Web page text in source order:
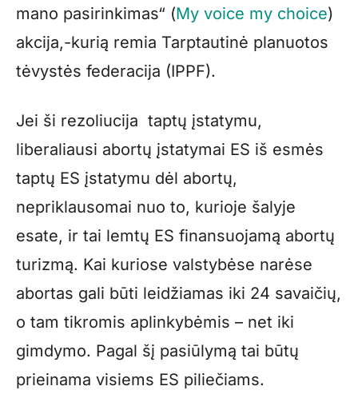
mano pasirinkimas“ (My voice my choice)
akcija,-kurią remia Tarptautinė planuotos
tėvystės federacija (IPPF).
Jei ši rezoliucija taptų įstatymu,
liberaliausi abortų įstatymai ES iš esmės
taptų ES įstatymu dėl abortų,
nepriklausomai nuo to, kurioje šalyje
esate, ir tai lemtų ES finansuojamą abortų
turizmą. Kai kuriose valstybėse narėse
abortas gali būti leidžiamas iki 24 savaičių,
o tam tikromis aplinkybėmis – net iki
gimdymo. Pagal šį pasiūlymą tai būtų
prieinama visiems ES piliečiams.